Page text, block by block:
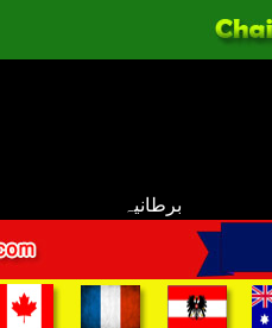
برطانیہ